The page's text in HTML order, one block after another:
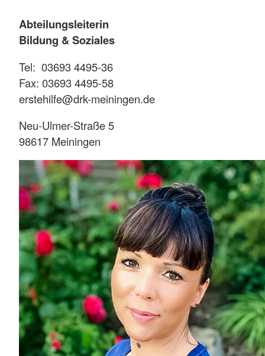
Abteilungsleiterin
Bildung & Soziales
Tel: 03693 4495-36
Fax: 03693 4495-58
erstehilfe@drk-meiningen.de
Neu-Ulmer-Straße 5
98617 Meiningen